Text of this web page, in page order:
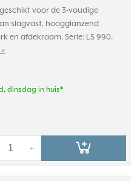
voor de 3-voudige
slagvast, hoogglanzend
en afdekraam. Serie: LS 990.
dinsdag in huis*
+